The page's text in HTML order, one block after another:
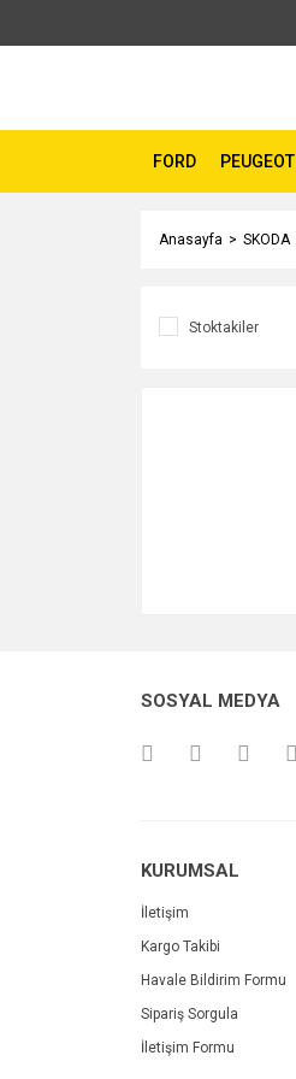
FORD PEUGEOT
Anasayfa SKODA
Stoktakiler
SOSYAL MEDYA
KURUMSAL
İletişim
Kargo Takibi
Havale Bildirim Formu
Sipariş Sorgula
İletişim Formu